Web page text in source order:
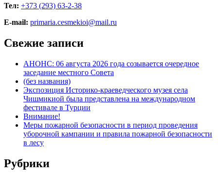
Тел: +373 (293) 63-2-38
E-mail: primaria.cesmekioi@mail.ru
Свежие записи
АНОНС: 06 августа 2026 года созывается очередное
заседание местного Совета
(без названия)
Экспозиция Историко-краеведческого музея села
Чишмикиой была представлена на международном
фестивале в Турции
Внимание!
Меры пожарной безопасности в период проведения
уборочной кампании и правила пожарной безопасности
в лесу
Рубрики